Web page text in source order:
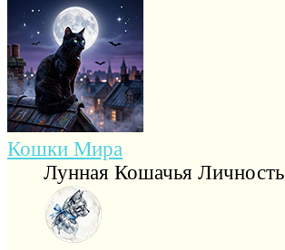
Кошки Мира
Лунная Кошачья Личность